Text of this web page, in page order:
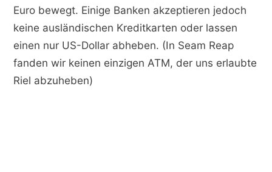
Euro bewegt. Einige Banken akzeptieren jedoch
keine ausländischen Kreditkarten oder lassen
einen nur US-Dollar abheben. (In Seam Reap
fanden wir keinen einzigen ATM, der uns erlaubte
Riel abzuheben)